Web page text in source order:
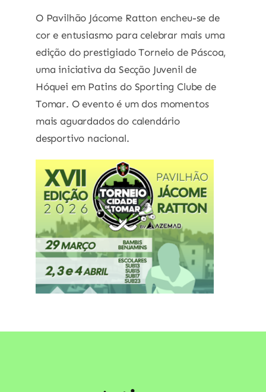
O Pavilhão Jácome Ratton encheu-se de
cor e entusiasmo para celebrar mais uma
edição do prestigiado Torneio de Páscoa,
uma iniciativa da Secção Juvenil de
Hóquei em Patins do Sporting Clube de
Tomar. O evento é um dos momentos
mais aguardados do calendário
desportivo nacional.